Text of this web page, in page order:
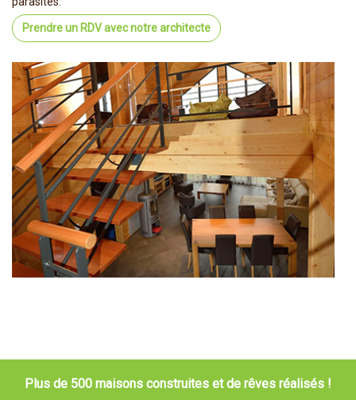
Prendre un RDV avec notre architecte
Plus de 500 maisons construites et de rêves réalisés !